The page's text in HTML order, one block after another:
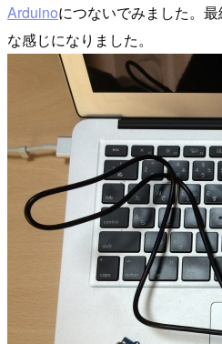
Arduinoにつないでみました。
な感じになりました。